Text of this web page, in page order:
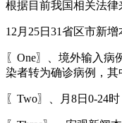
根据目前我国相关法律
12月25日31省区市新
〖One〗、境外输入
染者转为确诊病例，其
〖Two〗、月8日0-24